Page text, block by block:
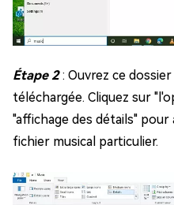
Étape 2: Ouvrez ce
téléchargée. Cliquez sur
"affichage des détails"
fichier musical particulier.